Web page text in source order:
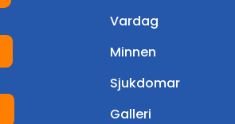
Vardag
Minnen
Sjukdomar
Galleri